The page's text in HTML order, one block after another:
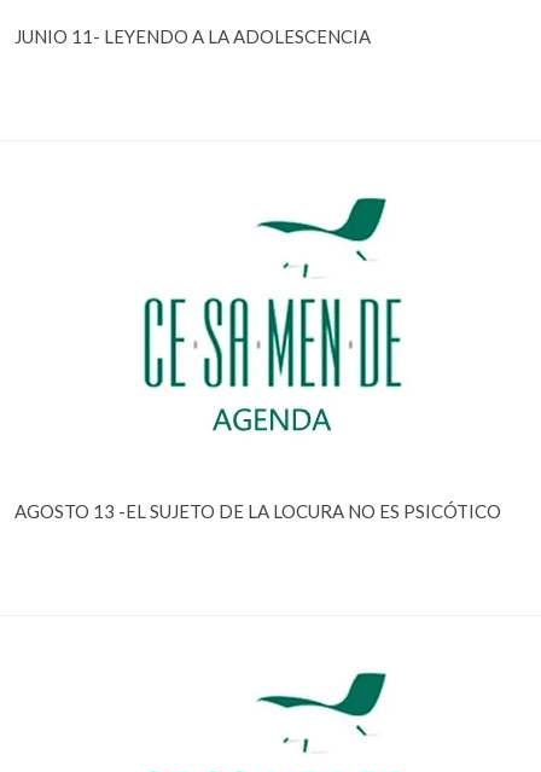
JUNIO 11- LEYENDO A LA ADOLESCENCIA
AGOSTO 13 -EL SUJETO DE LA LOCURA NO ES PSICÓTICO